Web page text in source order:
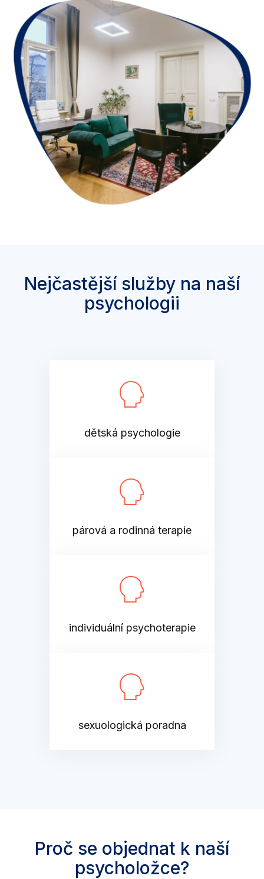
Nejčastější služby na naší
psychologii
dětská psychologie
párová a rodinná terapie
individuální psychoterapie
sexuologická poradna
Proč se objednat k naší
psycholožce?